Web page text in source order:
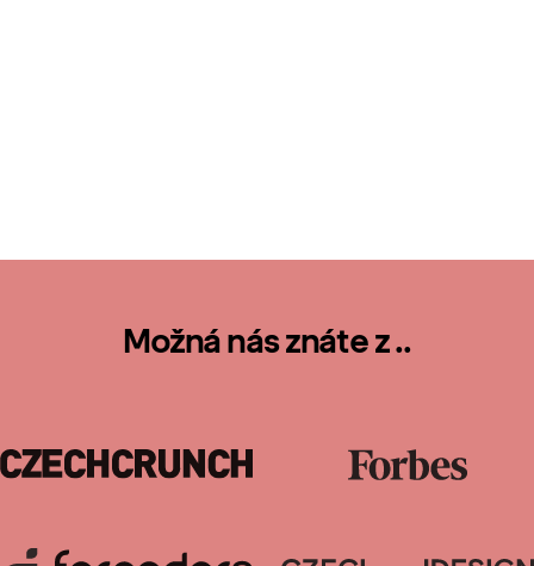
Možná nás znáte z ..